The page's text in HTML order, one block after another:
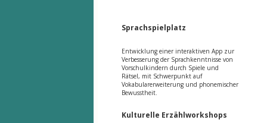
Sprachspielplatz
Entwicklung einer interaktiven App zur
Verbesserung der Sprachkenntnisse von
Vorschulkindern durch Spiele und
Rätsel, mit Schwerpunkt auf
Vokabularerweiterung und phonemischer
Bewusstheit.
Kulturelle Erzählworkshops